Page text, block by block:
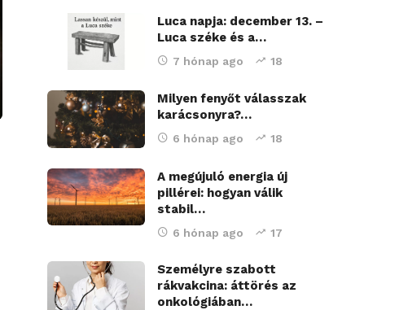
Luca napja: december 13. –
Luca széke és a…
7 hónap ago 18
Milyen fenyőt válasszak
karácsonyra?…
6 hónap ago 18
A megújuló energia új
pillérei: hogyan válik
stabil…
6 hónap ago 17
Személyre szabott
rákvakcina: áttörés az
onkológiában…